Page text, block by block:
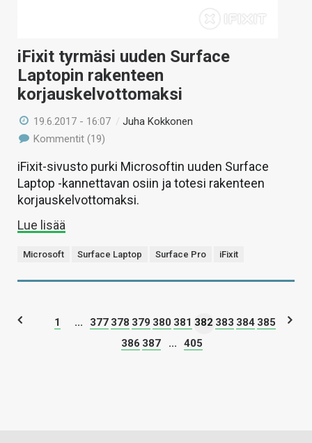
iFixit tyrmäsi uuden Surface
Laptopin rakenteen
korjauskelvottomaksi
19.6.2017 - 16:07 /Juha Kokkonen
Kommentit (19)
iFixit-sivusto purki Microsoftin uuden Surface
Laptop -kannettavan osiin ja totesi rakenteen
korjauskelvottomaksi.
Lue lisää
Microsoft Surface Laptop Surface Pro iFixit
1 ... 377 378 379 380 381 382 383 384 385
386 387 ... 405